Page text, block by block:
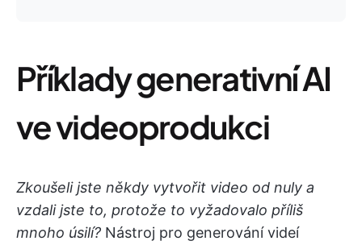
Příklady generativní AI
ve videoprodukci
Zkoušeli jste někdy vytvořit video od nuly a
vzdali jste to, protože to vyžadovalo příliš
mnoho úsilí? Nástroj pro generování videí